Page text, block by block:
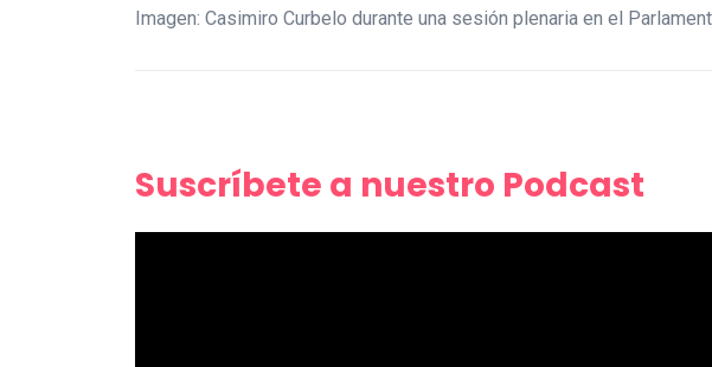
Imagen: Casimiro Curbelo durante una sesión plenaria en el
Suscríbete a nuestro Podcast